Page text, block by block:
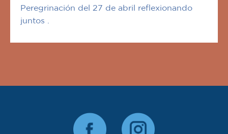
Peregrinación del 27 de abril reflexionando
juntos .